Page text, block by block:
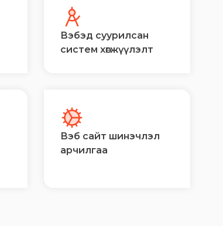
Вэбэд суурилсан
систем хөгжүүлэлт
Вэб сайт шинэчлэл
арчилгаа